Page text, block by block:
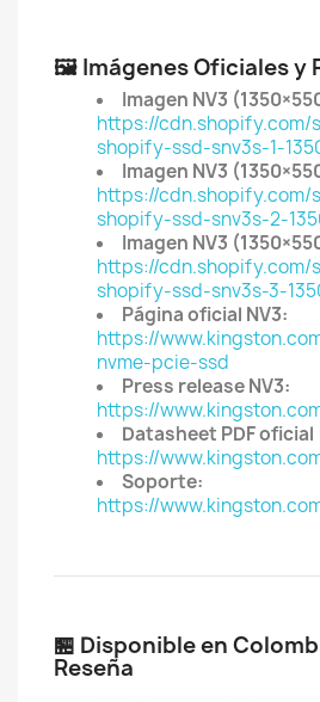
🖼️ Imágenes Oficiales y
Imagen NV3
https://
shopify-ssd-snv3s-1-
Imagen NV3
https://
shopify-ssd-snv3s-2-
Imagen NV3
https://
shopify-ssd-snv3s-3-
Página oficial NV3:
https://
nvme-pcie-ssd
Press release NV3:
https://
Datasheet PDF oficial
https://
Soporte:
https://
🏪 Disponible en
Reseña